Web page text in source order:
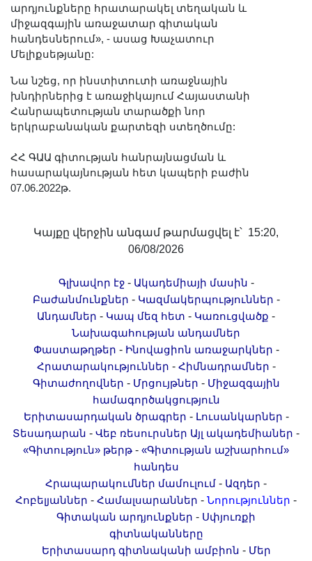
արդյունքները հրատարակել տեղական և
միջազգային առաջատար գիտական
հանդեսներում», - ասաց Խաչատուր
Մելիքսեթյանը:
Նա նշեց, որ ինստիտուտի առաջնային
խնդիրներից է առաջիկայում Հայաստանի
Հանրապետության տարածքի նոր
երկրաբանական քարտեզի ստեղծումը:
ՀՀ ԳԱԱ գիտության հանրայնացման և
հասարակայնության հետ կապերի բաժին
07.06.2022թ.
Կայքը վերջին անգամ թարմացվել է՝ 15:20,
06/08/2026
Գլխավոր էջ- Ակադեմիայի մասին -
Բաժանմունքներ - Կազմակերպություններ -
Անդամներ - Կապ մեզ հետ - Կառուցվածք -
Նախագահության անդամներ
Փաստաթղթեր - Ինովացիոն առաջարկներ -
Հրատարակություններ - Հիմնադրամներ -
Գիտաժողովներ - Մրցույթներ - Միջազգային
համագործակցություն
Երիտասարդական ծրագրեր - Լուսանկարներ -
Տեսադարան - Վեբ ռեսուրսներ Այլ ակադեմիաներ -
«Գիտություն» թերթ - «Գիտության աշխարհում»
հանդես
Հրապարակումներ մամուլում - Ազդեր -
Հոբելյաններ - Համալսարաններ - Նորություններ -
Գիտական արդյունքներ - Սփյուռքի
գիտնականները
Երիտասարդ գիտնականի ամբիոն - Մեր